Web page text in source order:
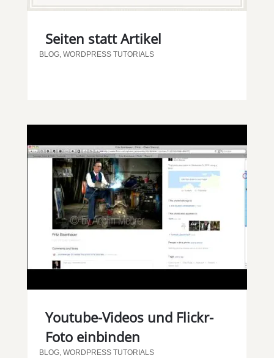
Seiten statt Artikel
BLOG, WORDPRESS TUTORIALS
Youtube-Videos und Flickr-
Foto einbinden
BLOG, WORDPRESS TUTORIALS